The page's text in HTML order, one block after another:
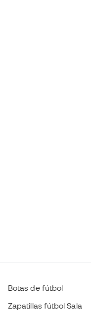
Botas de fútbol
Zapatillas fútbol Sala